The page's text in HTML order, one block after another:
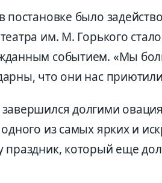
постановке было
им. М. Горького
событием. «Мы
что они нас
долгими
одного из самых ярких и
праздник, который еще